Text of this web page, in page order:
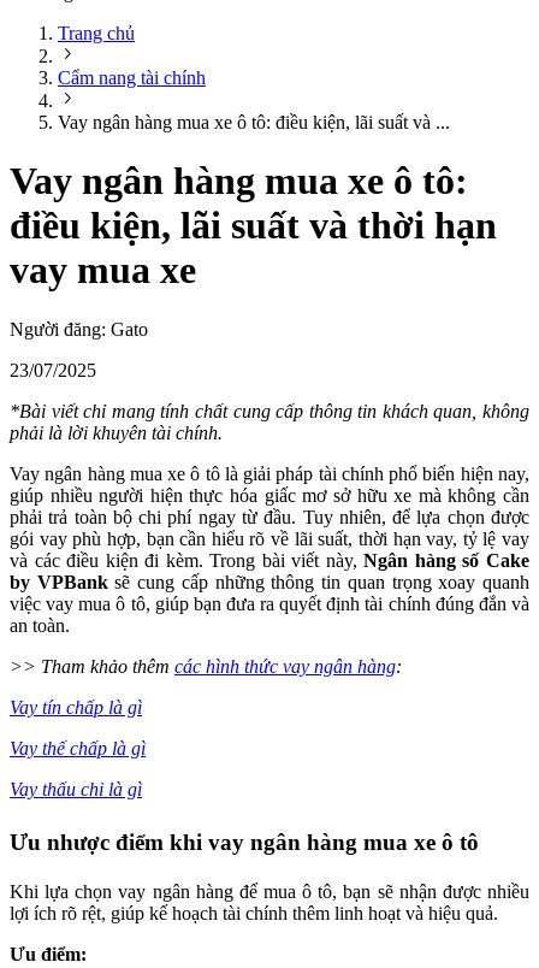
Trang chủ
Cẩm nang tài chính
Vay ngân hàng mua xe ô tô: điều kiện, lãi suất và ...
Vay ngân hàng mua xe ô tô:
điều kiện, lãi suất và thời hạn
vay mua xe
Người đăng: Gato
23/07/2025
*Bài viết chỉ mang tính chất cung cấp thông tin khách quan, không
phải là lời khuyên tài chính.
Vay ngân hàng mua xe ô tô là giải pháp tài chính phổ biến hiện nay,
giúp nhiều người hiện thực hóa giấc mơ sở hữu xe mà không cần
phải trả toàn bộ chi phí ngay từ đầu. Tuy nhiên, để lựa chọn được
gói vay phù hợp, bạn cần hiểu rõ về lãi suất, thời hạn vay, tỷ lệ vay
và các điều kiện đi kèm. Trong bài viết này, Ngân hàng số Cake
by VPBanksẽ cung cấp những thông tin quan trọng xoay quanh
việc vay mua ô tô, giúp bạn đưa ra quyết định tài chính đúng đắn và
an toàn.
>> Tham khảo thêm các hình thức vay ngân hàng:
Vay tín chấp là gì
Vay thế chấp là gì
Vay thấu chi là gì
Ưu nhược điểm khi vay ngân hàng mua xe ô tô
Khi lựa chọn vay ngân hàng để mua ô tô, bạn sẽ nhận được nhiều
lợi ích rõ rệt, giúp kế hoạch tài chính thêm linh hoạt và hiệu quả.
Ưu điểm: